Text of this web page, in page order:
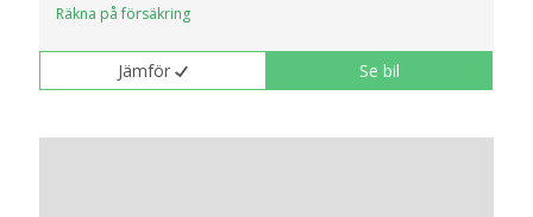
Räkna på försäkring
Jämför Se bil